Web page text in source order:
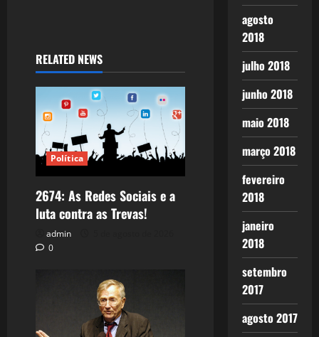
RELATED NEWS
Política
2674: As Redes Sociais e a
luta contra as Trevas!
admin
0
agosto
2018
julho 2018
junho 2018
maio 2018
março 2018
fevereiro
2018
janeiro
2018
setembro
2017
agosto 2017